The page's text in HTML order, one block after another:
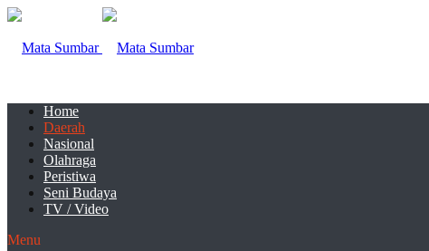
Home
Daerah
Nasional
Olahraga
Peristiwa
Seni Budaya
TV / Video
Menu